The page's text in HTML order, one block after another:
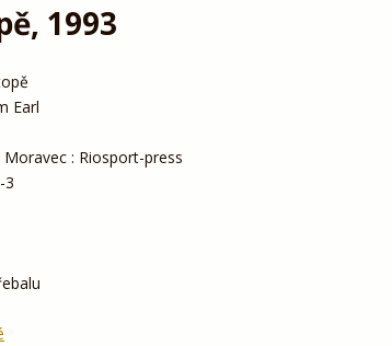
1993
Earl
: Riosport-press
3